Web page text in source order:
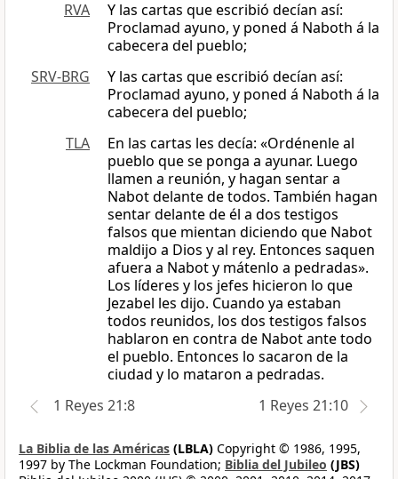
RVA
Y las cartas que escribió decían así:
Proclamad ayuno, y poned á Naboth á la
cabecera del pueblo;
SRV-BRG
Y las cartas que escribió decían así:
Proclamad ayuno, y poned á Naboth á la
cabecera del pueblo;
TLA
En las cartas les decía: «Ordénenle al
pueblo que se ponga a ayunar. Luego
llamen a reunión, y hagan sentar a
Nabot delante de todos. También hagan
sentar delante de él a dos testigos
falsos que mientan diciendo que Nabot
maldijo a Dios y al rey. Entonces saquen
afuera a Nabot y mátenlo a pedradas».
Los líderes y los jefes hicieron lo que
Jezabel les dijo. Cuando ya estaban
todos reunidos, los dos testigos falsos
hablaron en contra de Nabot ante todo
el pueblo. Entonces lo sacaron de la
ciudad y lo mataron a pedradas.
1 Reyes 21:8
1 Reyes 21:10
La Biblia de las Américas (LBLA) Copyright © 1986, 1995,
1997 by The Lockman Foundation; Biblia del Jubileo (JBS)